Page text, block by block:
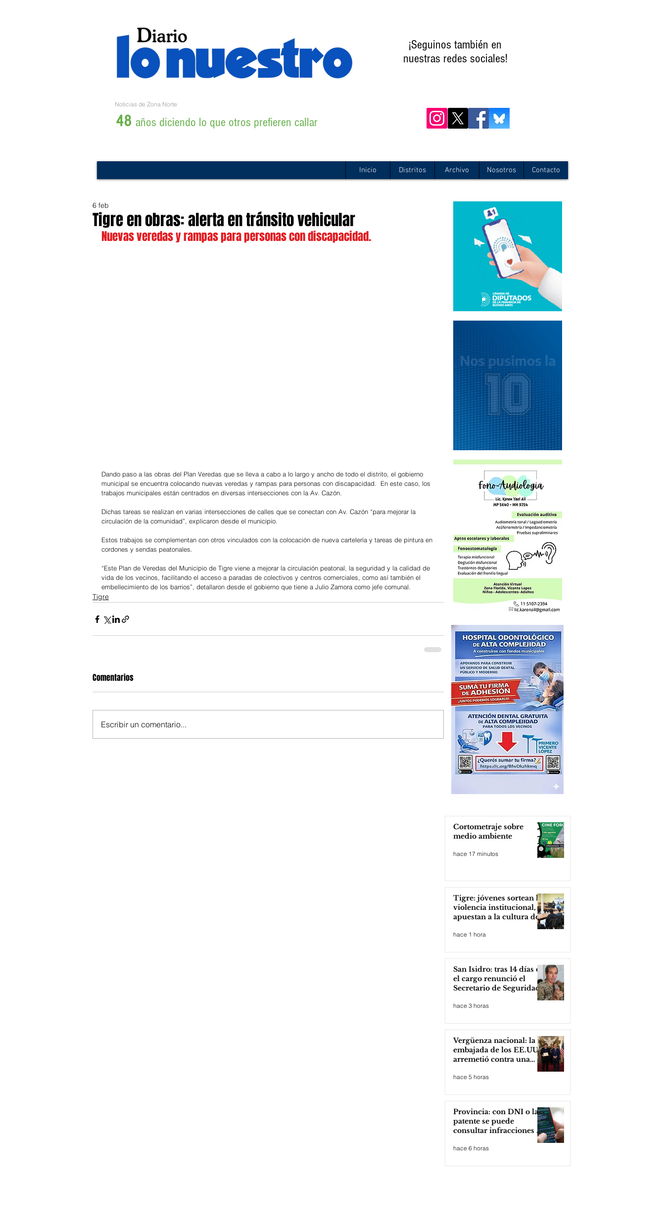
¡Seguinos también en
nuestras redes sociales!
Noticias de Zona Norte
48 años diciendo lo que otros prefieren callar
Inicio Distritos Archivo Nosotros Contacto
Tigre en obras: alerta en tránsito vehicular
6 feb
Nuevas veredas y rampas para personas con discapacidad.
Dando paso a las obras del Plan Veredas que se lleva a cabo a lo largo y ancho de todo el distrito, el gobierno
municipal se encuentra colocando nuevas veredas y rampas para personas con discapacidad.  En este caso, los
trabajos municipales están centrados en diversas intersecciones con la Av. Cazón.
Dichas tareas se realizan en varias intersecciones de calles que se conectan con Av. Cazón “para mejorar la
circulación de la comunidad”, explicaron desde el municipio.
Estos trabajos se complementan con otros vinculados con la colocación de nueva cartelería y tareas de pintura en
cordones y sendas peatonales.
“Este Plan de Veredas del Municipio de Tigre viene a mejorar la circulación peatonal, la seguridad y la calidad de
vida de los vecinos, facilitando el acceso a paradas de colectivos y centros comerciales, como así también el
embellecimiento de los barrios”, detallaron desde el gobierno que tiene a Julio Zamora como jefe comunal.
Tigre
Comentarios
Escribir un comentario...
Cortometraje sobre
medio ambiente
hace 17 minutos
Tigre: jóvenes sortean la
violencia institucional,
apuestan a la cultura del
hace 1 hora
San Isidro: tras 14 días en
el cargo renunció el
Secretario de Seguridad
hace 3 horas
Vergüenza nacional: la
embajada de los EE.UU
arremetió contra una
hace 5 horas
Provincia: con DNI o la
patente se puede
consultar infracciones en
hace 6 horas